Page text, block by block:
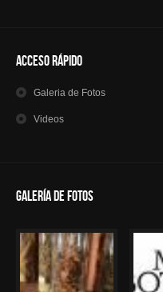
Acceso Rápido
Galeriade Fotos
Videos
Galería de Fotos